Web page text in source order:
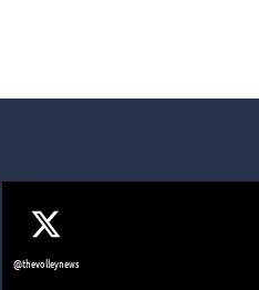
@thevolleynews